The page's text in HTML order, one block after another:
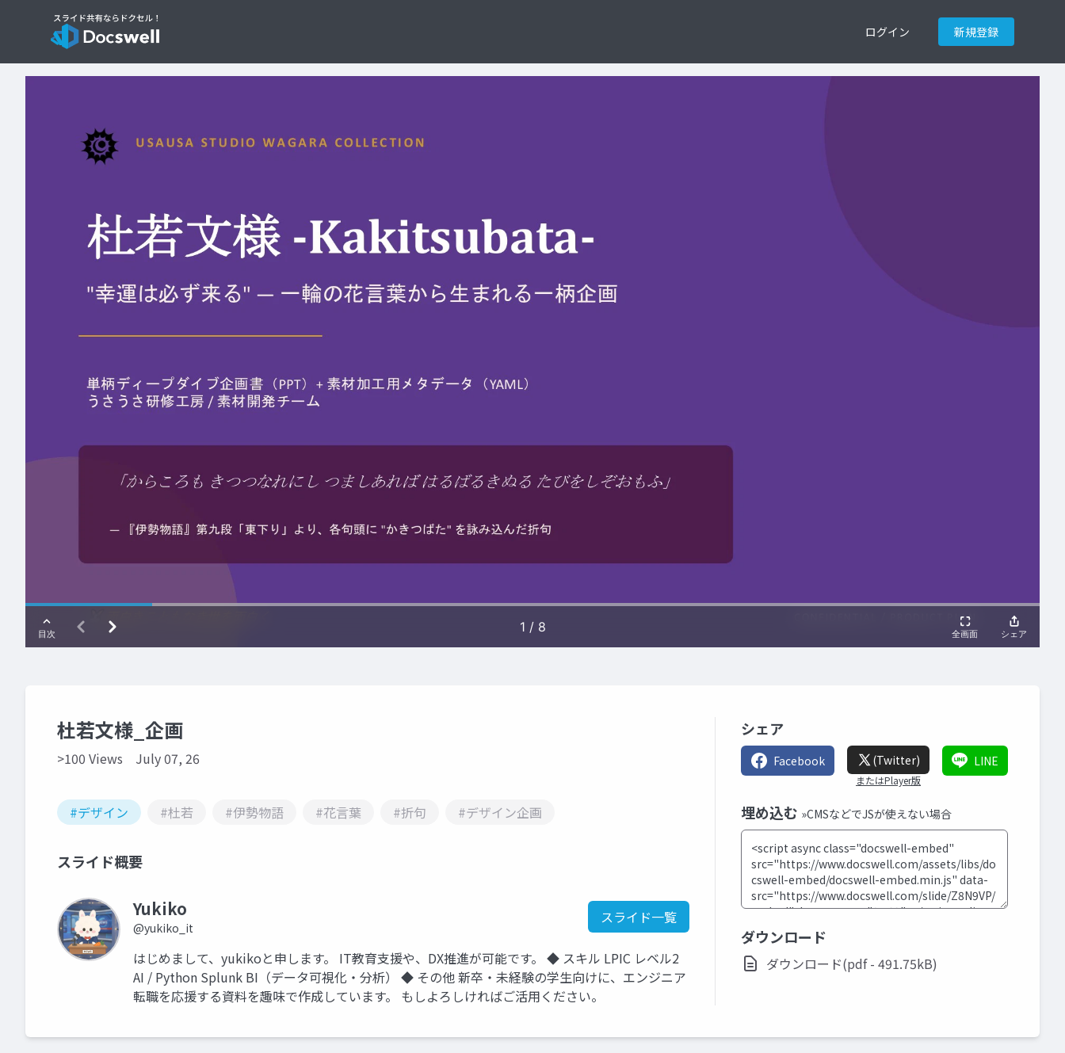
ログイン 新規登録
杜若文様_企画
>100 Views July 07, 26
#デザイン #杜若 #伊勢物語 #花言葉 #折句 #デザイン企画
スライド概要
Yukiko
@yukiko_it
スライド一覧
はじめまして、yukikoと申します。 IT教育支援や、DX推進が可能です。 ◆ スキル LPIC レベル2
AI / Python Splunk BI（データ可視化・分析） ◆ その他 新卒・未経験の学生向けに、エンジニア
転職を応援する資料を趣味で作成しています。 もしよろしければご活用ください。
シェア
Facebook (Twitter)
またはPlayer版
LINE
埋め込む »CMSなどでJSが使えない場合
ダウンロード
ダウンロード(pdf - 491.75kB)